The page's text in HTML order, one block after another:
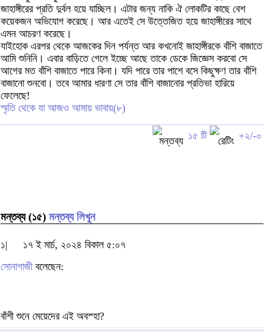
জাহাঙ্গীরের প্রতি দুর্বল হয়ে যাচ্ছিল। এটার জন্য নাকি ঐ লোকটির কাছে বেশ
কয়েকজন অভিযোগ করেছে। আর এতেই সে উত্তেজিত হয়ে জাহাঙ্গীরের সাথে
এমন আচরণ করেছে।
যাইহোক এরপর থেকে আজকের দিন পর্যন্ত আর কখনোই জাহাঙ্গীরকে বাঁশি বাজাতে
আমি শুনিনি। এবার বাড়িতে গেলে ইচ্ছে আছে তাকে ডেকে জিজ্ঞেস করবো সে
আগের মত বাঁশি বাজাতে পারে কিনা। যদি পারে তার পাশে বসে কিছুক্ষণ তার বাঁশি
বাজানো শুনবো। তবে আমার ধারণা সে তার বাঁশি বাজানোর প্রতিভা হারিয়ে
ফেলেছে!
স্মৃতি থেকে যা আজও আমায় ভাবায়(৮)
১৫ টি +২/-০
মন্তব্য (১৫) মন্তব্য লিখুন
১|
১৭ ই মার্চ, ২০২৪ বিকাল ৫:০৭
সোনাগাজীবলেছেন:
বাঁশী শুনে মেয়েদের এই অবস্হা?